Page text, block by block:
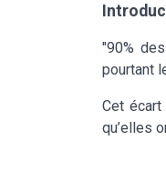
"90%
pourtant
Cet
qu’elles